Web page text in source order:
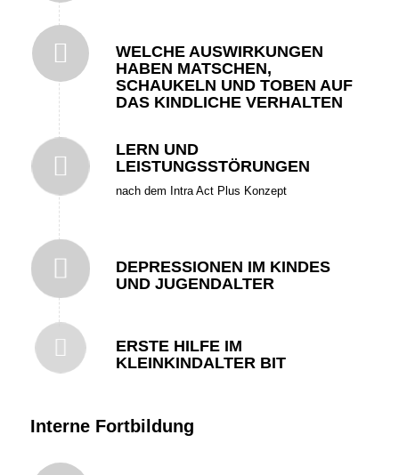
WELCHE AUSWIRKUNGEN
HABEN MATSCHEN,
SCHAUKELN UND TOBEN AUF
DAS KINDLICHE VERHALTEN
LERN UND
LEISTUNGSSTÖRUNGEN
nach dem Intra Act Plus Konzept
DEPRESSIONEN IM KINDES
UND JUGENDALTER
ERSTE HILFE IM
KLEINKINDALTER BIT
Interne Fortbildung